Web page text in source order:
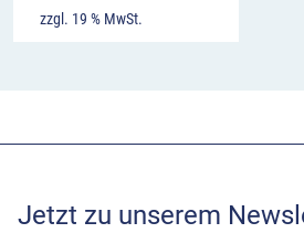
zzgl. 19 % MwSt.
Jetzt zu unserem